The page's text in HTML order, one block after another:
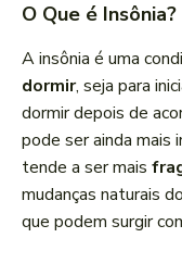
O Que é Insônia?
A insônia é uma
dormir, seja para
dormir depois de
pode ser ainda mais
tende a ser mais
mudanças naturais
que podem surgir